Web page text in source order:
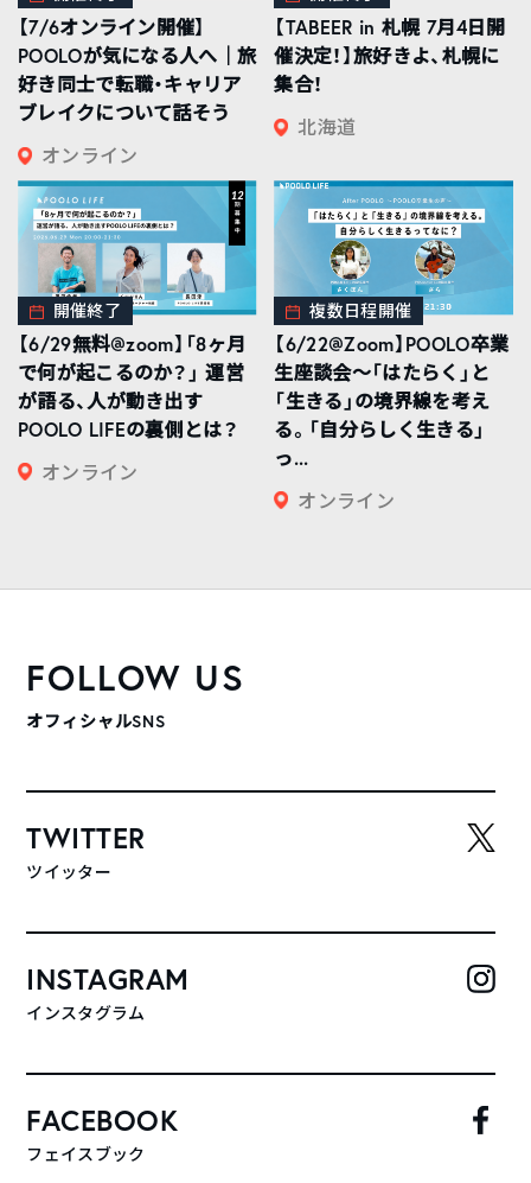
【7/6オンライン開催】
POOLOが気になる人へ｜旅
好き同士で転職・キャリア
ブレイクについて話そう
オンライン
【TABEER in 札幌 7月4日開
催決定！】旅好きよ、札幌に
集合！
北海道
開催終了
【6/29無料@zoom】「8ヶ月
で何が起こるのか？」 運営
が語る、人が動き出す
POOLO LIFEの裏側とは？
オンライン
複数日程開催
【6/22@Zoom】POOLO卒業
生座談会〜「はたらく」と
「生きる」の境界線を考え
る。「自分らしく生きる」
っ...
オンライン
FOLLOW US
オフィシャルSNS
TWITTER
ツイッター
INSTAGRAM
インスタグラム
FACEBOOK
フェイスブック